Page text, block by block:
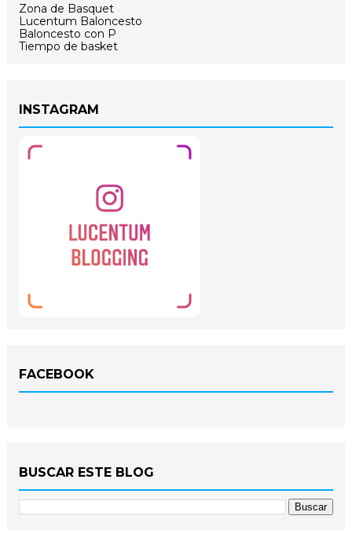
Zona de Basquet
Lucentum Baloncesto
Baloncesto con P
Tiempo de basket
INSTAGRAM
FACEBOOK
BUSCAR ESTE BLOG